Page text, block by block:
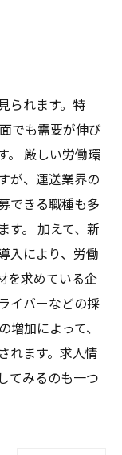
られます。特
でも需要が伸び
。 厳しい労働環
が、運送業界の
できる職種も多
す。 加えて、新
入により、労働
を求めている企
イバーなどの採
増加によって、
れます。求人情
てみるのも一つ